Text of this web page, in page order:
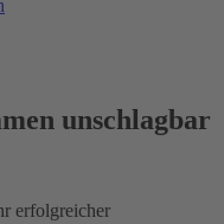
unschlagbar
erfolgreicher